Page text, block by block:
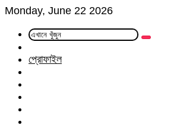
Monday, June 22 2026
এখানে
Article
প্রোফাইল